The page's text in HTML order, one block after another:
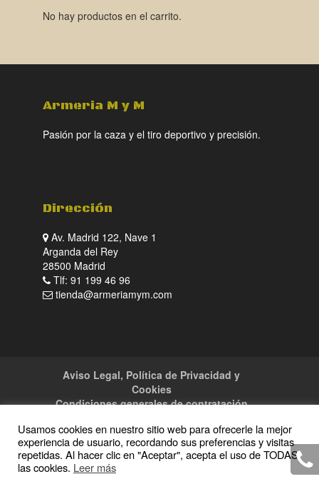
No hay productos en el carrito.
Armeria M y M
Pasión por la caza y el tiro deportivo y precisión.
Dirección
Av. Madrid 122, Nave 1
Arganda del Rey
28500 Madrid
Tlf: 91 199 46 96
tienda@armeriamym.com
Aviso Legal, Política de Privacidad y
Cookies
Condiciones generales de contratación
Usamos cookies en nuestro sitio web para ofrecerle la mejor
experiencia de usuario, recordando sus preferencias y visitas
repetidas. Al hacer clic en "Aceptar", acepta el uso de TODAS
las cookies. Leer más